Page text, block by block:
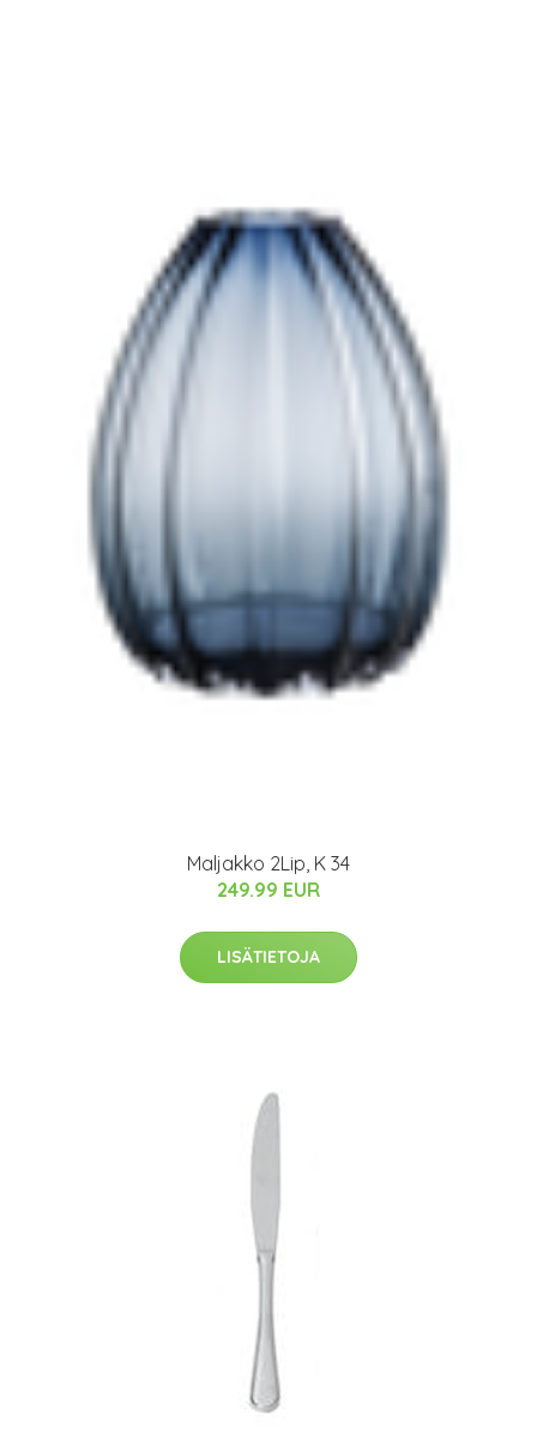
Maljakko 2Lip, K 34
249.99 EUR
LISÄTIETOJA